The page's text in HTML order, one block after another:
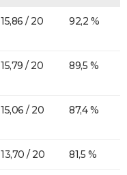
15,86 / 20 92,2 %
15,79 / 20 89,5 %
15,06 / 20 87,4 %
13,70 / 20 81,5 %